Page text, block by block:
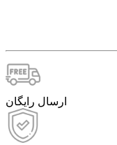
ارسال رایگان